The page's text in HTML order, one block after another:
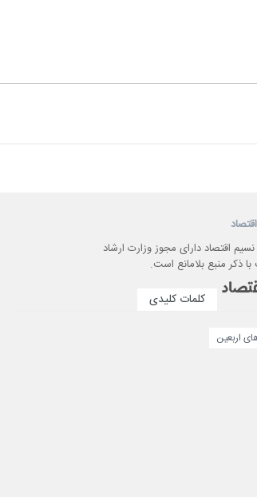
اقتصاد دارای مجوز وزارت ارشاد
ذکر منبع بلامانع است.
کلمات کلیدی
اربعین